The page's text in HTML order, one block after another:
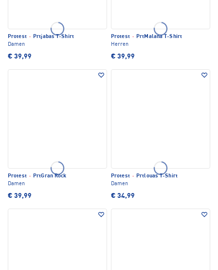
Protest · Prtjabas T-Shirt
Damen
€ 39,99
Protest · PrtMalana T-Shirt
Herren
€ 39,99
Protest · PrtGran Rock
Damen
€ 39,99
Protest · Prtlouas T-Shirt
Damen
€ 34,99